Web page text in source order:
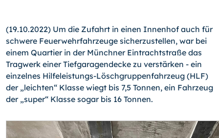
(19.10.2022) Um die Zufahrt in einen Innenhof auch für
schwere Feuerwehrfahrzeuge sicherzustellen, war bei
einem Quartier in der Münchner Eintrachtstraße das
Tragwerk einer Tiefgaragendecke zu verstärken - ein
einzelnes Hilfeleistungs-Löschgrup­pen­fahr­zeug (HLF)
der „leichten“ Klasse wiegt bis 7,5 Tonnen, ein Fahrzeug
der „super“ Klasse sogar bis 16 Tonnen.